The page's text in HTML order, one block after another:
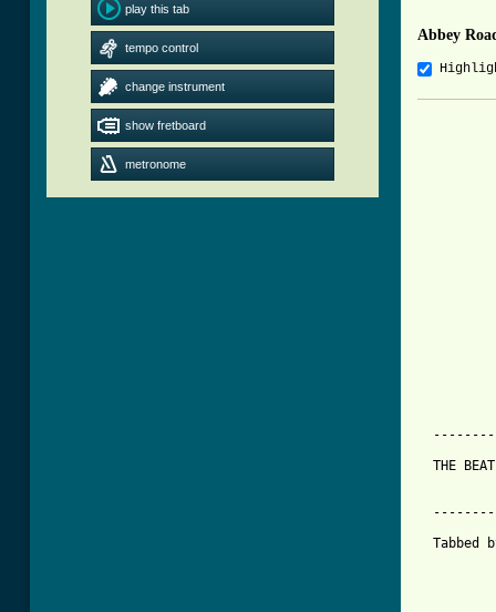
play this tab
tempo control
change instrument
show fretboard
metronome
Abbey
THE
Tabbed